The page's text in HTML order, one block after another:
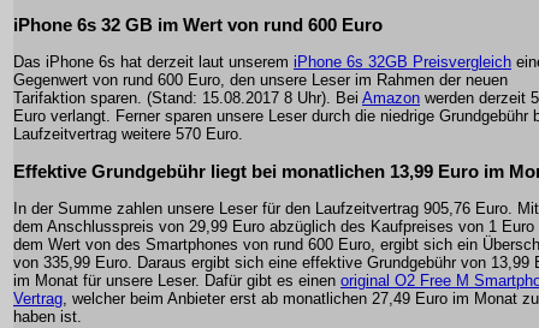
iPhone 6s 32 GB im Wert von rund 600 Euro
Das iPhone 6s hat derzeit laut unserem iPhone 6s 32GB Preisvergleich
Gegenwert von rund 600 Euro, den unsere Leser im Rahmen der neuen
Tarifaktion sparen. (Stand: 15.08.2017 8 Uhr). Bei Amazon werden derzeit
Euro verlangt. Ferner sparen unsere Leser durch die niedrige Grundgebühr
Laufzeitvertrag weitere 570 Euro.
Effektive Grundgebühr liegt bei monatlichen 13,99 Euro im
In der Summe zahlen unsere Leser für den Laufzeitvertrag 905,76 Euro. Mit
dem Anschlusspreis von 29,99 Euro abzüglich des Kaufpreises von 1 Euro
dem Wert von des Smartphones von rund 600 Euro, ergibt sich ein
von 335,99 Euro. Daraus ergibt sich eine effektive Grundgebühr von 13,99
im Monat für unsere Leser. Dafür gibt es einen original O2 Free M
Vertrag, welcher beim Anbieter erst ab monatlichen 27,49 Euro im Monat zu
haben ist.